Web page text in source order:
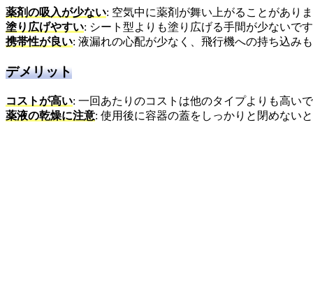
薬剤の吸入が少ない: 空気中に薬剤が舞い上がることがあり
塗り広げやすい: シート型よりも塗り広げる手間が少ないで
携帯性が良い: 液漏れの心配が少なく、飛行機への持ち込み
デメリット
コストが高い: 一回あたりのコストは他のタイプよりも高い
薬液の乾燥に注意: 使用後に容器の蓋をしっかりと閉めない